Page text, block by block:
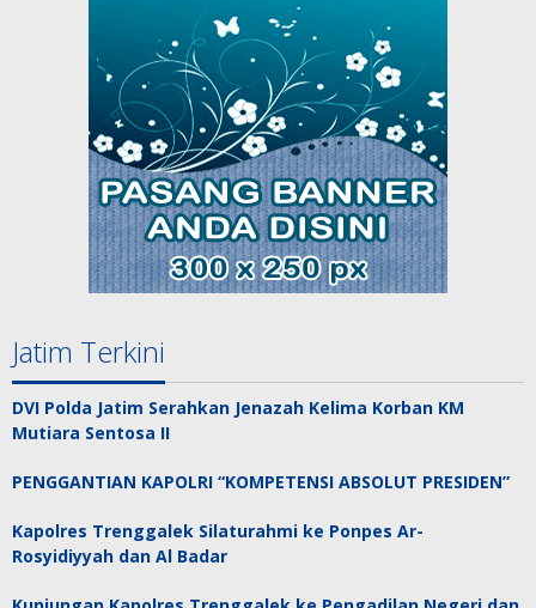
Jatim Terkini
DVI Polda Jatim Serahkan Jenazah Kelima Korban KM
Mutiara Sentosa II
PENGGANTIAN KAPOLRI “KOMPETENSI ABSOLUT PRESIDEN”
Kapolres Trenggalek Silaturahmi ke Ponpes Ar-
Rosyidiyyah dan Al Badar